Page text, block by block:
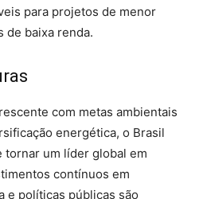
para projetos de menor
de baixa renda.
com metas ambientais
energética, o Brasil
tornar um líder global em
contínuos em
e políticas públicas são